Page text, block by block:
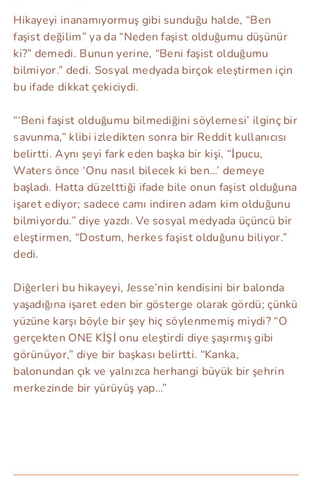
Hikayeyi inanamıyormuş gibi sunduğu halde, “Ben
faşist değilim” ya da “Neden faşist olduğumu düşünür
ki?” demedi. Bunun yerine, “Beni faşist olduğumu
bilmiyor.” dedi. Sosyal medyada birçok eleştirmen için
bu ifade dikkat çekiciydi.
“‘Beni faşist olduğumu bilmediğini söylemesi’ ilginç bir
savunma,” klibi izledikten sonra bir Reddit kullanıcısı
belirtti. Aynı şeyi fark eden başka bir kişi, “İpucu,
Waters önce ‘Onu nasıl bilecek ki ben…’ demeye
başladı. Hatta düzelttiği ifade bile onun faşist olduğuna
işaret ediyor; sadece camı indiren adam kim olduğunu
bilmiyordu.” diye yazdı. Ve sosyal medyada üçüncü bir
eleştirmen, “Dostum, herkes faşist olduğunu biliyor.”
dedi.
Diğerleri bu hikayeyi, Jesse’nin kendisini bir balonda
yaşadığına işaret eden bir gösterge olarak gördü; çünkü
yüzüne karşı böyle bir şey hiç söylenmemiş miydi? “O
gerçekten ONE KİŞİ onu eleştirdi diye şaşırmış gibi
görünüyor,” diye bir başkası belirtti. “Kanka,
balonundan çık ve yalnızca herhangi büyük bir şehrin
merkezinde bir yürüyüş yap…”